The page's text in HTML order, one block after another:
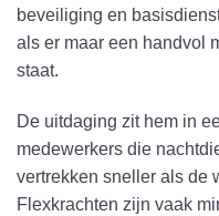
beveiliging en
als er maar een handvol
staat.
De uitdaging zit hem in
medewerkers die
vertrekken sneller als de
Flexkrachten zijn vaak